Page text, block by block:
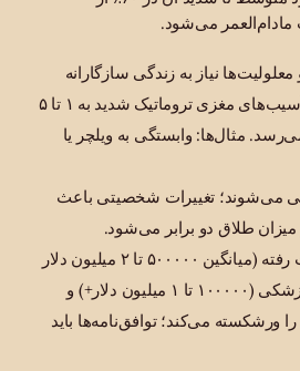
مادام‌العمر می‌شود.
نیاز به زندگی سازگارانه
دارند و هزینه‌های آن برای آسیب‌های مغزی تروماتیک شدید به ۱ تا ۵
مثال‌ها: وابستگی به ویلچر یا
می‌شوند؛ تغییرات شخصیتی باعث
طلاق دو برابر می‌شود.
دستمزدهای از دست رفته (میانگین ۵۰۰۰۰۰ تا ۲ میلیون دلار
در طول عمر)، هزینه‌های پزشکی (۱۰۰۰۰۰ تا ۱ میلیون دلار+) و
ورشکسته می‌کند؛ توافق‌نامه‌ها باید